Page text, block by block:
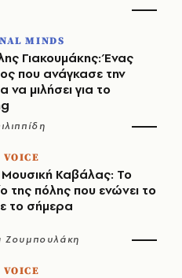
MINDS
Γιακουμάκης: Ένας
που ανάγκασε την
να μιλήσει για το
VOICE
Καβάλας: Το
της πόλης που ενώνει το
το σήμερα
Ζουμπουλάκη
VOICE